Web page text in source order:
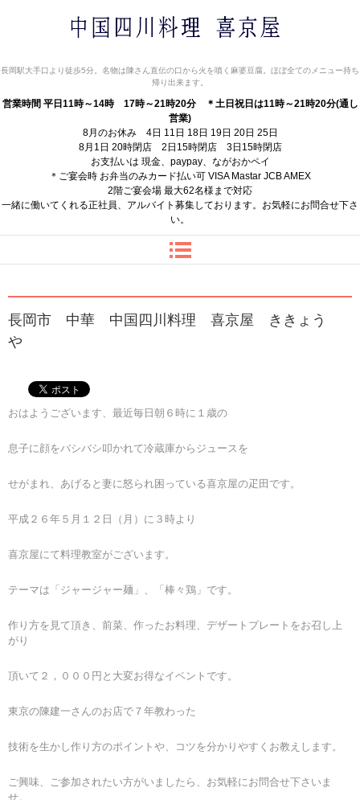
長岡駅大手口より徒歩5分。名物は陳さん直伝の口から火を噴く麻婆豆腐。ほぼ全てのメニュー持ち
帰り出来ます。
営業時間 平日11時～14時 17時～21時20分
＊土日祝日は11時～21時20分(通し
営業)
8月のお休み 4日 11日 18日 19日 20日 25日
8月1日 20時閉店 2日15時閉店 3日15時閉店
お支払いは 現金、paypay、ながおかペイ
＊ご宴会時 お弁当のみカード払い可 VISA Mastar JCB AMEX
2階ご宴会場 最大62名様まで対応
一緒に働いてくれる正社員、アルバイト募集しております。お気軽にお問合せ下さ
い。
長岡市 中華 中国四川料理 喜京屋 ききょう
や
おはようございます、最近毎日朝６時に１歳の
息子に顔をバシバシ叩かれて冷蔵庫からジュースを
せがまれ、あげると妻に怒られ困っている喜京屋の疋田です。
平成２６年５月１２日（月）に３時より
喜京屋にて料理教室がございます。
テーマは「ジャージャー麺」、「棒々鶏」です。
作り方を見て頂き、前菜、作ったお料理、デザートプレートをお召し上
がり
頂いて２，０００円と大変お得なイベントです。
東京の陳建一さんのお店で７年教わった
技術を生かし作り方のポイントや、コツを分かりやすくお教えします。
ご興味、ご参加されたい方がいましたら、お気軽にお問合せ下さいま
せ。